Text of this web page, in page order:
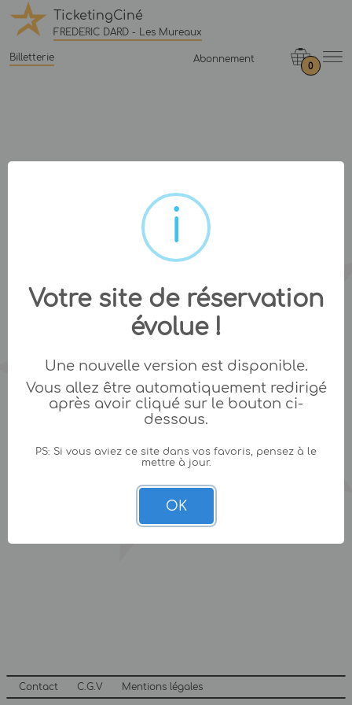
TicketingCiné
FREDERIC DARD - Les Mureaux
Billetterie Abonnement
0
Contact C.G.V Mentions légales
Votre site de réservation
évolue !
Une nouvelle version est disponible.
Vous allez être automatiquement redirigé
après avoir cliqué sur le bouton ci-
dessous.
PS: Si vous aviez ce site dans vos favoris, pensez à le
mettre à jour.
OK